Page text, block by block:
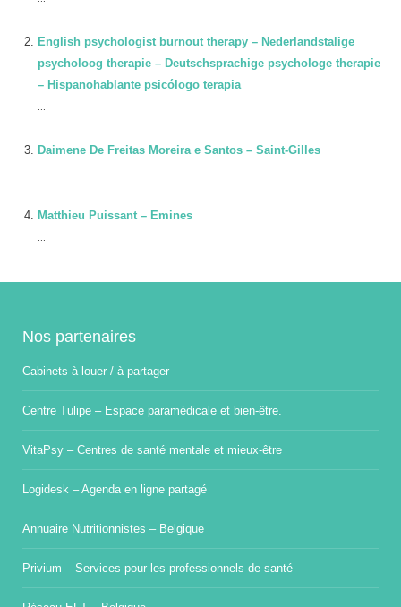
English psychologist burnout therapy – Nederlandstalige
psycholoog therapie – Deutschsprachige psychologe therapie
– Hispanohablante psicólogo terapia
Daimene De Freitas Moreira e Santos – Saint-Gilles
Matthieu Puissant – Emines
Nos partenaires
Cabinets à louer / à partager
Centre Tulipe – Espace paramédicale et bien-être.
VitaPsy – Centres de santé mentale et mieux-être
Logidesk – Agenda en ligne partagé
Annuaire Nutritionnistes – Belgique
Privium – Services pour les professionnels de santé